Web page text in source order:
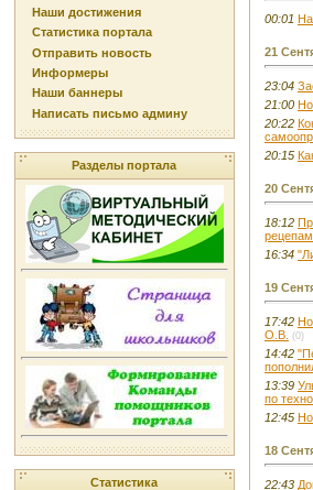
Наши достижения
Статистика портала
Отправить новость
Информеры
Наши баннеры
Написать письмо админу
Разделы портала
Статистика
00:01
21
23:04
21:00
20:22
20:15
20
18:12
16:34
19
17:42
О.В. (0)
14:42
13:39
по
12:45
18
22:43